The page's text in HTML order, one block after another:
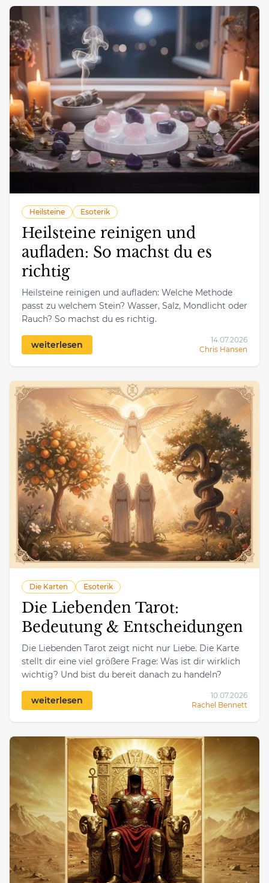
Heilsteine Esoterik
Heilsteine reinigen und
aufladen: So machst du es
richtig
Heilsteine reinigen und aufladen: Welche Methode
passt zu welchem Stein? Wasser, Salz, Mondlicht oder
Rauch? So machst du es richtig.
weiterlesen
14.07.2026
Chris Hansen
Die Karten Esoterik
Die Liebenden Tarot:
Bedeutung & Entscheidungen
Die Liebenden Tarot zeigt nicht nur Liebe. Die Karte
stellt dir eine viel größere Frage: Was ist dir wirklich
wichtig? Und bist du bereit danach zu handeln?
weiterlesen
10.07.2026
Rachel Bennett